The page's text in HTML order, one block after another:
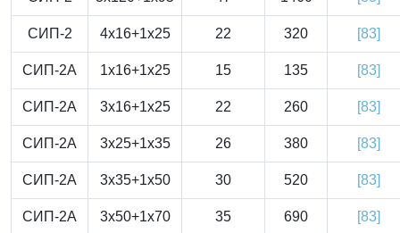
СИП-2 4x16+1x25 22 320 [83]
СИП-2А 1x16+1x25 15 135 [83]
СИП-2А 3x16+1x25 22 260 [83]
СИП-2А 3x25+1x35 26 380 [83]
СИП-2А 3x35+1x50 30 520 [83]
СИП-2А 3x50+1x70 35 690 [83]